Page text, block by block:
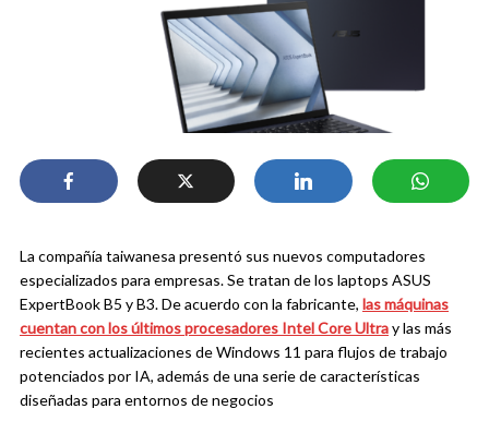
La compañía taiwanesa presentó sus nuevos computadores
especializados para empresas. Se tratan de los laptops ASUS
ExpertBook B5 y B3. De acuerdo con la fabricante, las máquinas
cuentan con los últimos procesadores Intel Core Ultray las más
recientes actualizaciones de Windows 11 para flujos de trabajo
potenciados por IA, además de una serie de características
diseñadas para entornos de negocios